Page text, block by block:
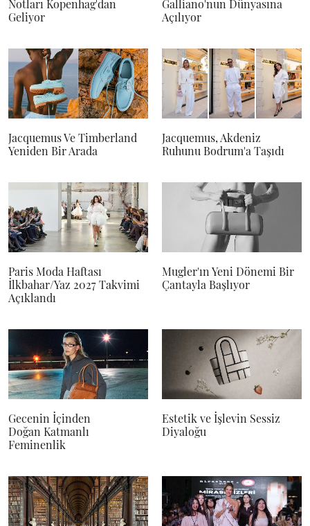
Notları Kopenhag'dan
Geliyor
Galliano'nun Dünyasına
Açılıyor
Jacquemus Ve Timberland
Yeniden Bir Arada
Jacquemus, Akdeniz
Ruhunu Bodrum'a Taşıdı
Paris Moda Haftası
İlkbahar/Yaz 2027 Takvimi
Açıklandı
Mugler'ın Yeni Dönemi Bir
Çantayla Başlıyor
Gecenin İçinden
Doğan Katmanlı
Feminenlik
Estetik ve İşlevin Sessiz
Diyaloğu